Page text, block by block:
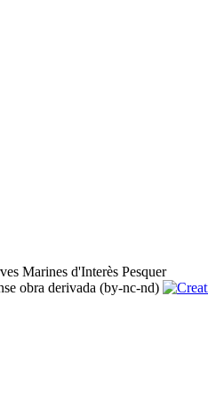
Marines d'Interès Pesquer
obra derivada (by-nc-nd)